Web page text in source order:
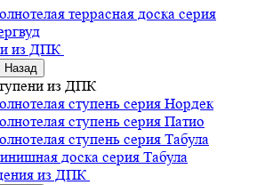
террасная доска серия
из ДПК
Назад
из ДПК
ступень серия Нордек
ступень серия Патио
ступень серия Табула
доска серия Табула
из ДПК